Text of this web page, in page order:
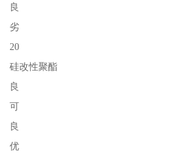
良
劣
20
硅改性聚酯
良
可
良
优